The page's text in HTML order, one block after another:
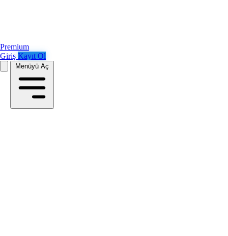
Premium
Giriş Kayıt Ol
Menüyü Aç